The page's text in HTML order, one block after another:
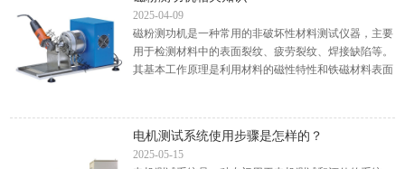
2025-04-09
磁粉测功机是一种常用的非破坏性材料测试仪器，主要
用于检测材料中的表面裂纹、疲劳裂纹、焊接缺陷等。
其基本工作原理是利用材料的磁性特性和铁磁材料表面
电机测试系统使用步骤是怎样的？
2025-05-15